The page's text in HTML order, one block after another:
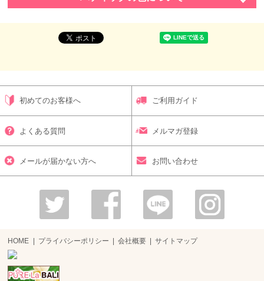
初めてのお客様へ ご利用ガイド
よくある質問 メルマガ登録
メールが届かない方へ お問い合わせ
HOME プライバシーポリシー 会社概要 サイトマップ